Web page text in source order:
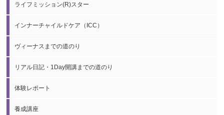
ライフミッション(R)スター
インナーチャイルドケア（ICC）
ヴィーナスまでの道のり
リアル日記・1Day開講までの道のり
体験レポート
養成講座